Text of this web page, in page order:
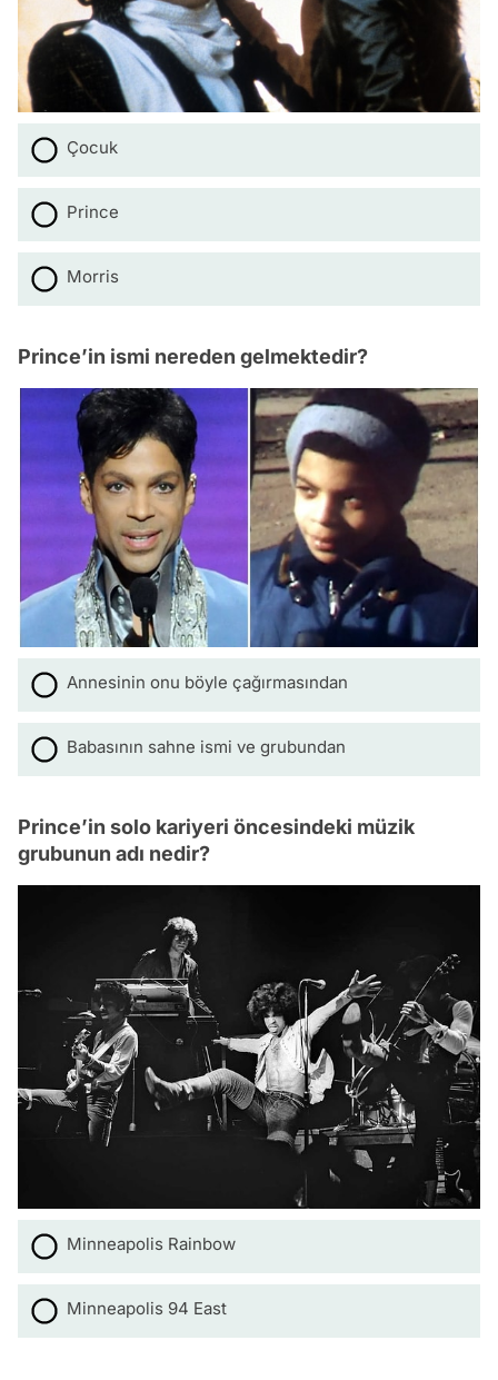
Çocuk
Prince
Morris
Prince’in ismi nereden gelmektedir?
Annesinin onu böyle çağırmasından
Babasının sahne ismi ve grubundan
Prince’in solo kariyeri öncesindeki müzik
grubunun adı nedir?
Minneapolis Rainbow
Minneapolis 94 East